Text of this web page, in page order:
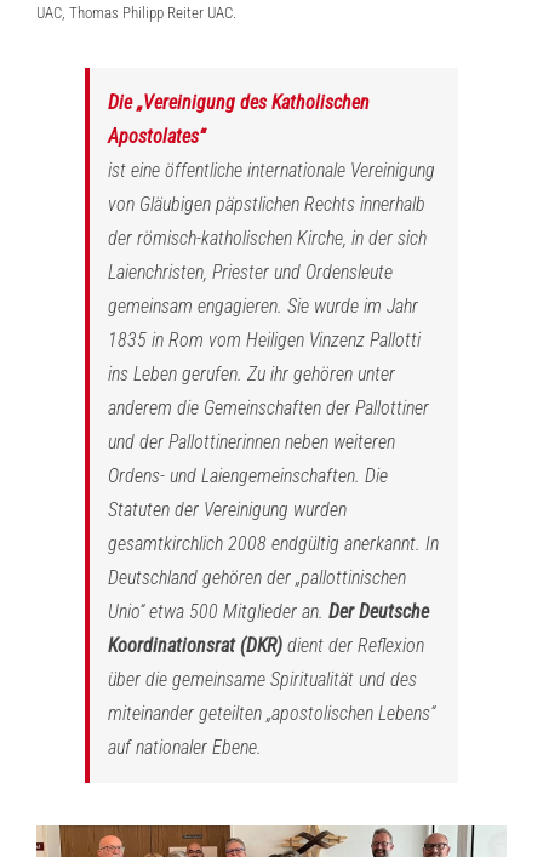
UAC, Thomas Philipp Reiter UAC.
Die „Vereinigung des Katholischen
Apostolates“
ist eine öffentliche internationale Vereinigung
von Gläubigen päpstlichen Rechts innerhalb
der römisch-katholischen Kirche, in der sich
Laienchristen, Priester und Ordensleute
gemeinsam engagieren. Sie wurde im Jahr
1835 in Rom vom Heiligen Vinzenz Pallotti
ins Leben gerufen. Zu ihr gehören unter
anderem die Gemeinschaften der Pallottiner
und der Pallottinerinnen neben weiteren
Ordens- und Laiengemeinschaften. Die
Statuten der Vereinigung wurden
gesamtkirchlich 2008 endgültig anerkannt. In
Deutschland gehören der „pallottinischen
Unio“ etwa 500 Mitglieder an. Der Deutsche
Koordinationsrat (DKR) dient der Reflexion
über die gemeinsame Spiritualität und des
miteinander geteilten „apostolischen Lebens“
auf nationaler Ebene.